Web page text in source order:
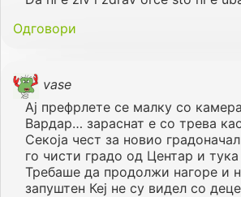
Одговори
vase
Ај префрлете се малку со
Вардар… зараснат е со трева
Секоја чест за новио
го чисти градо од Центар и тука
Требаше да продолжи нагоре и
запуштен Кеј не су видел со